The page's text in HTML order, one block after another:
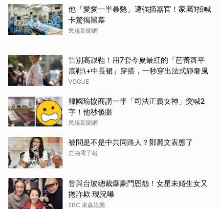
他「愛愛一半暴斃」遭強摘器官！家屬1招喊
卡驚揭黑幕
民視新聞網
告別高跟鞋！用7套今夏最紅的「芭蕾舞平
底鞋\+中長裙」穿搭，一秒穿出法式靜奢風
VOGUE
韓國瑜協商講一半「司法正義女神」突喊2
字！他秒傻眼
民視新聞網
被問是不是中共同路人？鄭麗文表態了
自由電子報
昔與台玻總裁爆豪門恩怨！女星未婚生女又
捲詐欺 現況曝
EBC 東森娛樂